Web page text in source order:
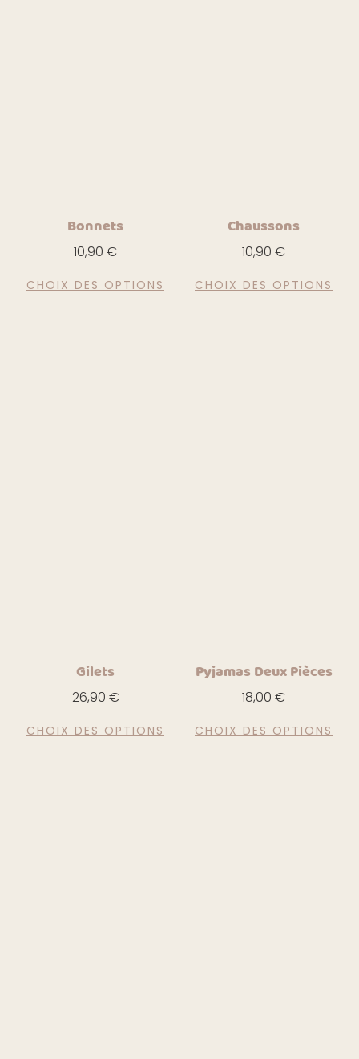
Bonnets
10,90 €
CHOIX DES OPTIONS
Chaussons
10,90 €
CHOIX DES OPTIONS
Gilets
26,90 €
CHOIX DES OPTIONS
Pyjamas Deux Pièces
18,00 €
CHOIX DES OPTIONS